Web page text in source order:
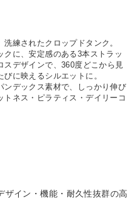
練されたクロップドタンク。
に、安定感のある3本ストラッ
スデザインで、360度どこから見
に映えるシルエットに。
ンデックス素材で、しっかり伸び
ネス・ピラティス・デイリーコ
イン・機能・耐久性抜群の高